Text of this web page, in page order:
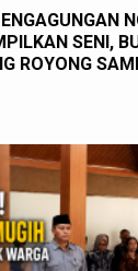
SENI,
ROYONG